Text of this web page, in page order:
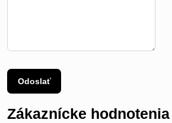
Odoslať
Zákaznícke hodnotenia